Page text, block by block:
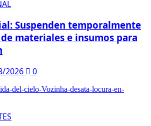
Suspenden temporalmente
materiales e insumos para
2026 0